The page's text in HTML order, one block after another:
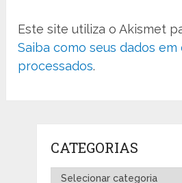
Este site utiliza o Akismet
Saiba como seus dados
processados.
CATEGORIAS
Categorias